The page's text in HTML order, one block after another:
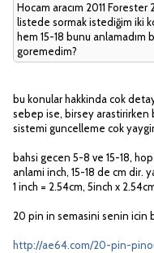
Hocam aracım 2011 Forester
listede sormak istediğim iki
hem 15-18 bunu anlamadım
goremedim?
bu konular hakkinda cok
sebep ise, birsey arastirirken
sistemi guncelleme cok
bahsi gecen 5-8 ve 15-18,
anlami inch, 15-18 de cm dir.
1 inch = 2.54cm, 5inch x
20 pin in semasini senin icin
http://ae64.com/20-pin-